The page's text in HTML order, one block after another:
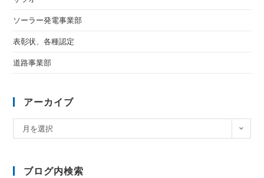
ソーラー発電事業部
表彰状、各種認定
道路事業部
アーカイブ
月を選択
ブログ内検索